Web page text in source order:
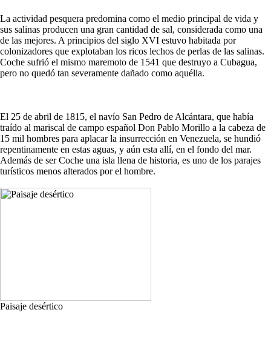
La actividad pesquera predomina como el medio principal de vida y
sus salinas producen una gran cantidad de sal, considerada como una
de las mejores. A principios del siglo XVI estuvo habitada por
colonizadores que explotaban los ricos lechos de perlas de las salinas.
Coche sufrió el mismo maremoto de 1541 que destruyo a Cubagua,
pero no quedó tan severamente dañado como aquélla.
El 25 de abril de 1815, el navío San Pedro de Alcántara, que había
traído al mariscal de campo español Don Pablo Morillo a la cabeza de
15 mil hombres para aplacar la insurrección en Venezuela, se hundió
repentinamente en estas aguas, y aún esta allí, en el fondo del mar.
Además de ser Coche una isla llena de historia, es uno de los parajes
turísticos menos alterados por el hombre.
Paisaje desértico